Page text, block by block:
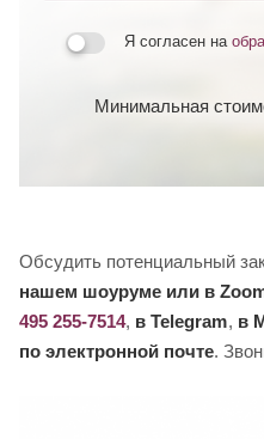
Я согласен на
Минимальная
Обсудить потенциальный
нашем шоуруме или в
495 255-7514, в Telegram, в
по электронной почте.